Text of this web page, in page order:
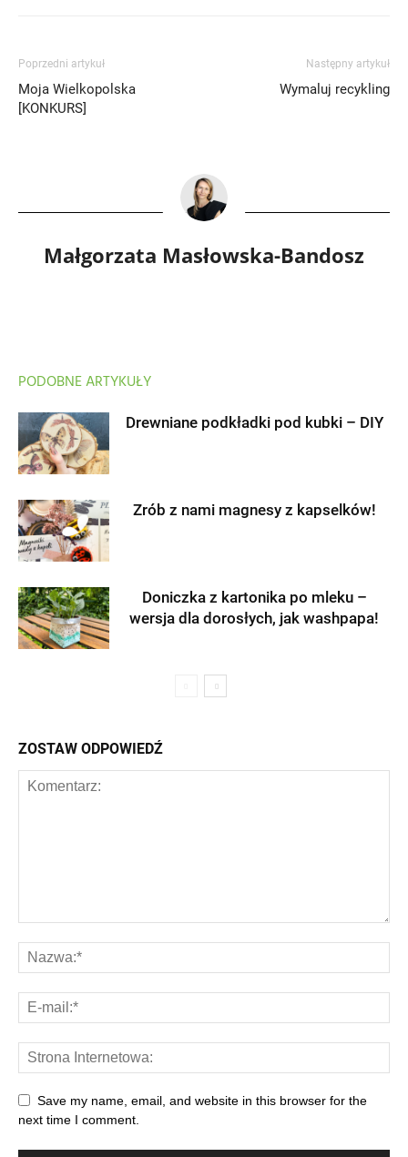
Poprzedni artykuł
Moja Wielkopolska
[KONKURS]
Następny artykuł
Wymaluj recykling
Małgorzata Masłowska-Bandosz
PODOBNE ARTYKUŁY
Drewniane podkładki pod kubki – DIY
Zrób z nami magnesy z kapselków!
Doniczka z kartonika po mleku –
wersja dla dorosłych, jak washpapa!
ZOSTAW ODPOWIEDŹ
Save my name, email, and website in this browser for the
next time I comment.